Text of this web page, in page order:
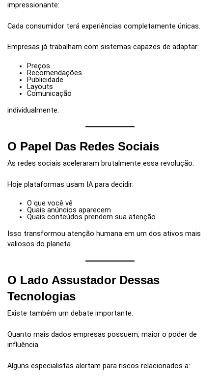
impressionante:
Cada consumidor terá experiências completamente únicas.
Empresas já trabalham com sistemas capazes de adaptar:
Preços
Recomendações
Publicidade
Layouts
Comunicação
individualmente.
O Papel Das Redes Sociais
As redes sociais aceleraram brutalmente essa revolução.
Hoje plataformas usam IA para decidir:
O que você vê
Quais anúncios aparecem
Quais conteúdos prendem sua atenção
Isso transformou atenção humana em um dos ativos mais
valiosos do planeta.
O Lado Assustador Dessas
Tecnologias
Existe também um debate importante.
Quanto mais dados empresas possuem, maior o poder de
influência.
Alguns especialistas alertam para riscos relacionados a: